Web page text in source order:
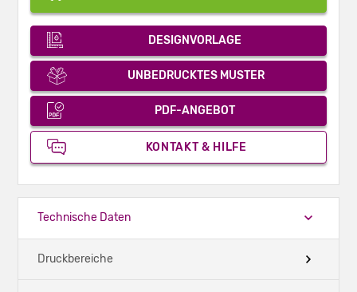
DESIGNVORLAGE
UNBEDRUCKTES MUSTER
PDF-ANGEBOT
KONTAKT & HILFE
Technische Daten
Druckbereiche